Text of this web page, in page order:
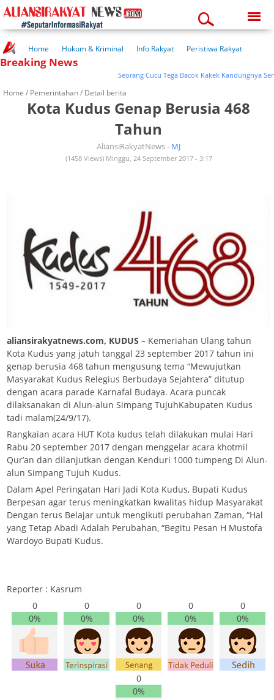
03:41:33 pm
Home Hukum & Kriminal Info Rakyat
Peristiwa Rakyat
Kuliner Rakyat
Wisata Rakyat
Breaking News
Seorang Cucu Tega Bacok Kakek Kandungnya Sendiri
Home / Pemerintahan/ Detail berita
Kota Kudus Genap Berusia 468
Tahun
AliansiRakyatNews - MJ
(1458 Views) Minggu, 24 September 2017 - 3:17
aliansirakyatnews.com, KUDUS – Kemeriahan Ulang tahun
Kota Kudus yang jatuh tanggal 23 september 2017 tahun ini
genap berusia 468 tahun mengusung tema “Mewujutkan
Masyarakat Kudus Relegius Berbudaya Sejahtera” ditutup
dengan acara parade Karnafal Budaya. Acara puncak
dilaksanakan di Alun-alun Simpang TujuhKabupaten Kudus
tadi malam(24/9/17).
Rangkaian acara HUT Kota kudus telah dilakukan mulai Hari
Rabu 20 september 2017 dengan menggelar acara khotmil
Qur’an dan dilanjutkan dengan Kenduri 1000 tumpeng Di Alun-
alun Simpang Tujuh Kudus.
Dalam Apel Peringatan Hari Jadi Kota Kudus, Bupati Kudus
Berpesan agar terus meningkatkan kwalitas hidup Masyarakat
Dengan terus Belajar untuk mengikuti perubahan Zaman, “Hal
yang Tetap Abadi Adalah Perubahan, “Begitu Pesan H Mustofa
Wardoyo Bupati Kudus.
Reporter : Kasrum
0
0%
0
0%
0
0%
0
0%
0
0%
0
0%